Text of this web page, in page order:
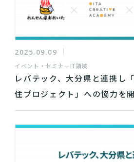
2025.09.09
イベント・セミナーIT領域
レバテック、大分県と連携し
住プロジェクト」への協力を